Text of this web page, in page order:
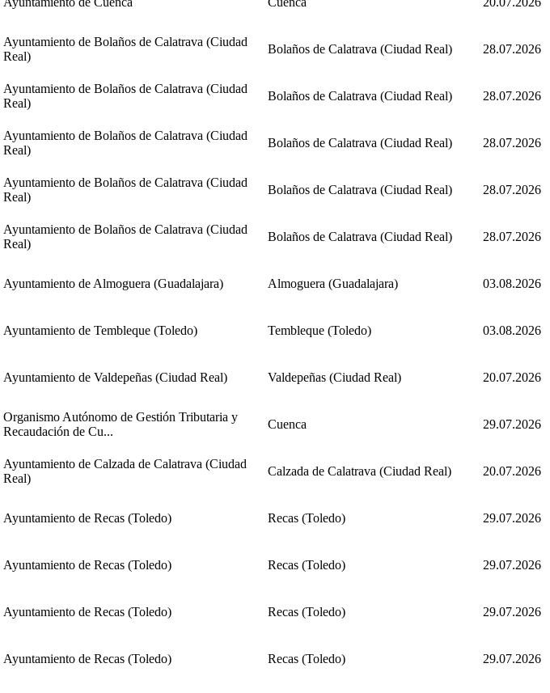
Ayuntamiento de Bolaños de Calatrava (Ciudad
Real)
Bolaños de Calatrava (Ciudad Real) 28.07.2026
Ayuntamiento de Bolaños de Calatrava (Ciudad
Real)
Bolaños de Calatrava (Ciudad Real) 28.07.2026
Ayuntamiento de Bolaños de Calatrava (Ciudad
Real)
Bolaños de Calatrava (Ciudad Real) 28.07.2026
Ayuntamiento de Bolaños de Calatrava (Ciudad
Real)
Bolaños de Calatrava (Ciudad Real) 28.07.2026
Ayuntamiento de Bolaños de Calatrava (Ciudad
Real)
Bolaños de Calatrava (Ciudad Real) 28.07.2026
Ayuntamiento de Almoguera (Guadalajara) Almoguera (Guadalajara) 03.08.2026
Ayuntamiento de Tembleque (Toledo) Tembleque (Toledo) 03.08.2026
Ayuntamiento de Valdepeñas (Ciudad Real) Valdepeñas (Ciudad Real) 20.07.2026
Organismo Autónomo de Gestión Tributaria y
Recaudación de Cu...
Cuenca 29.07.2026
Ayuntamiento de Calzada de Calatrava (Ciudad
Real)
Calzada de Calatrava (Ciudad Real) 20.07.2026
Ayuntamiento de Recas (Toledo) Recas (Toledo) 29.07.2026
Ayuntamiento de Recas (Toledo) Recas (Toledo) 29.07.2026
Ayuntamiento de Recas (Toledo) Recas (Toledo) 29.07.2026
Ayuntamiento de Recas (Toledo) Recas (Toledo) 29.07.2026